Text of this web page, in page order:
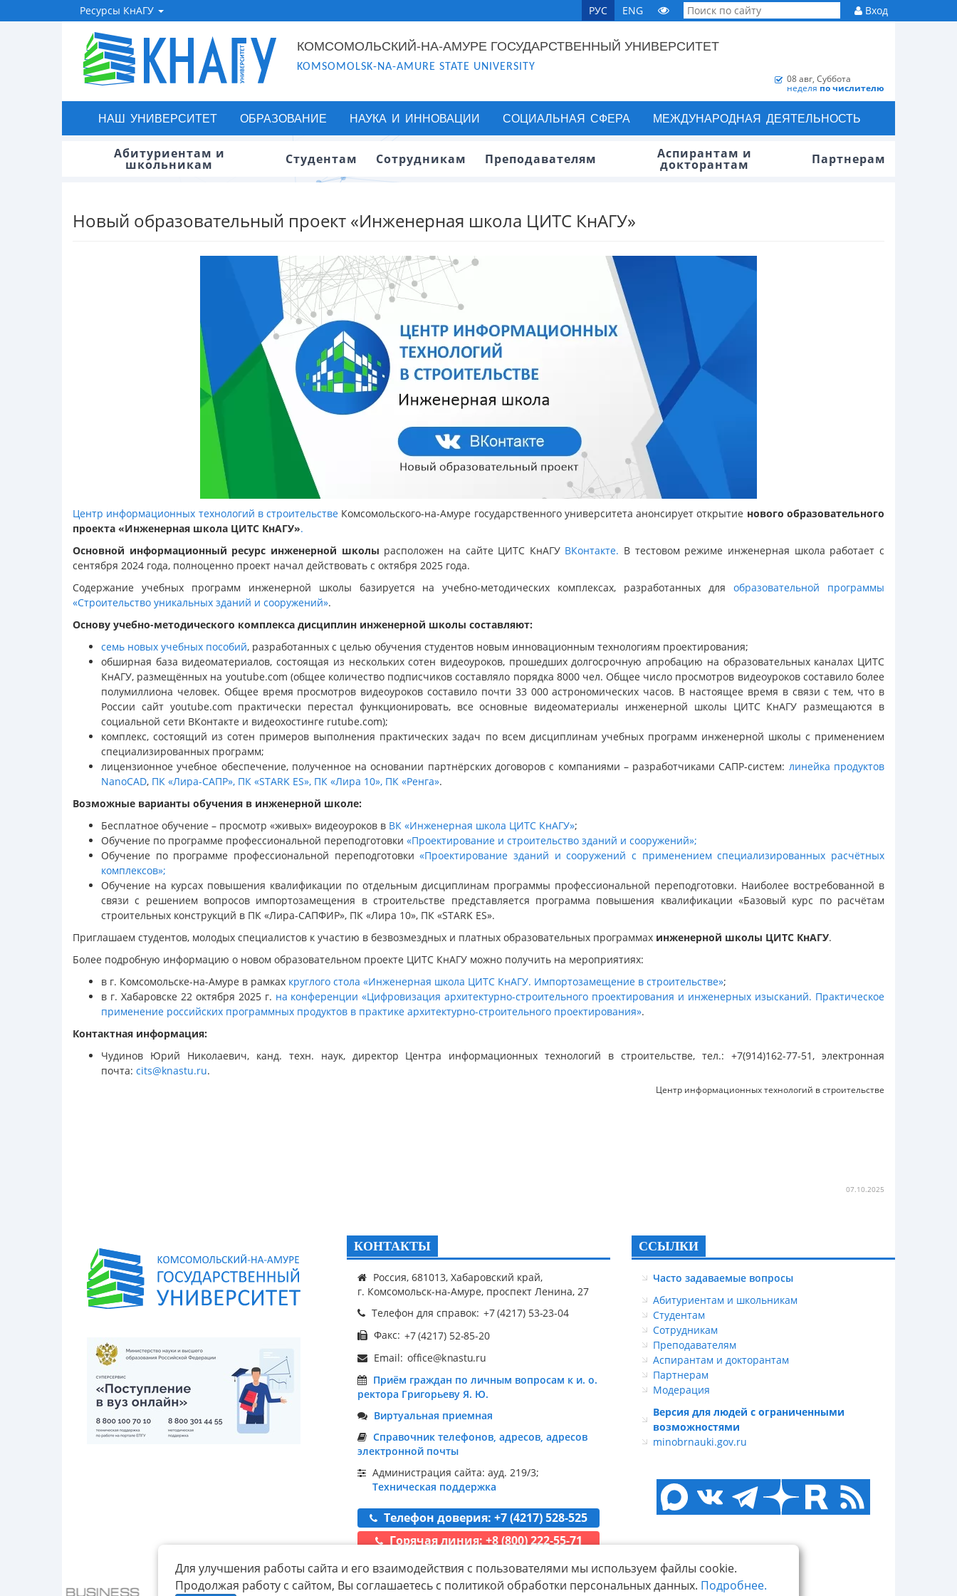
Ресурсы КнАГУ РУС ENG Вход
КОМСОМОЛЬСКИЙ-НА-АМУРЕ ГОСУДАРСТВЕННЫЙ УНИВЕРСИТЕТ
KOMSOMOLSK-NA-AMURE STATE UNIVERSITY
08 авг, Суббота
неделя по числителю
НАШ УНИВЕРСИТЕТ ОБРАЗОВАНИЕ НАУКА И ИННОВАЦИИ СОЦИАЛЬНАЯ СФЕРА МЕЖДУНАРОДНАЯ ДЕЯТЕЛЬНОСТЬ
Абитуриентам и
школьникам Студентам Сотрудникам Преподавателям Аспирантам и
докторантам Партнерам
Новый образовательный проект «Инженерная школа ЦИТС КнАГУ»
Центр информационных технологий в строительстве Комсомольского-на-Амуре государственного университета анонсирует открытие нового образовательного
проекта «Инженерная школа ЦИТС КнАГУ».
Основной информационный ресурс инженерной школы расположен на сайте ЦИТС КнАГУ ВКонтакте. В тестовом режиме инженерная школа работает с
сентября 2024 года, полноценно проект начал действовать с октября 2025 года.
Содержание учебных программ инженерной школы базируется на учебно-методических комплексах, разработанных дляобразовательной программы
«Строительство уникальных зданий и сооружений».
Основу учебно-методического комплекса дисциплин инженерной школы составляют:
семь новых учебных пособий, разработанных с целью обучения студентов новым инновационным технологиям проектирования;
обширная база видеоматериалов, состоящая из нескольких сотен видеоуроков, прошедших долгосрочную апробацию на образовательных каналах ЦИТС
КнАГУ, размещённых на youtube.com (общее количество подписчиков составляло порядка 8000 чел. Общее число просмотров видеоуроков составило более
полумиллиона человек. Общее время просмотров видеоуроков составило почти 33 000 астрономических часов. В настоящее время в связи с тем, что в
России сайт youtube.com практически перестал функционировать, все основные видеоматериалы инженерной школы ЦИТС КнАГУ размещаются в
социальной сети ВКонтакте и видеохостинге rutube.com);
комплекс, состоящий из сотен примеров выполнения практических задач по всем дисциплинам учебных программ инженерной школы с применением
специализированных программ;
лицензионное учебное обеспечение, полученное на основании партнёрских договоров с компаниями – разработчиками САПР-систем: линейка продуктов
NanoCAD, ПК «Лира-САПР», ПК «STARK ES», ПК «Лира 10», ПК «Ренга».
Возможные варианты обучения в инженерной школе:
Бесплатное обучение – просмотр «живых» видеоуроков в ВК «Инженерная школа ЦИТС КнАГУ»;
Обучение по программе профессиональной переподготовки «Проектирование и строительство зданий и сооружений»;
Обучение по программе профессиональной переподготовки«Проектирование зданий и сооружений с применением специализированных расчётных
комплексов»;
Обучение на курсах повышения квалификации по отдельным дисциплинам программы профессиональной переподготовки. Наиболее востребованной в
связи с решением вопросов импортозамещения в строительстве представляется программа повышения квалификации «Базовый курс по расчётам
строительных конструкций в ПК «Лира-САПФИР», ПК «Лира 10», ПК «STARK ES».
Приглашаем студентов, молодых специалистов к участию в безвозмездных и платных образовательных программах инженерной школы ЦИТС КнАГУ.
Более подробную информацию о новом образовательном проекте ЦИТС КнАГУ можно получить на мероприятиях:
в г. Комсомольске-на-Амуре в рамках круглого стола «Инженерная школа ЦИТС КнАГУ. Импортозамещение в строительстве»;
в г. Хабаровске 22 октября 2025 г. на конференции «Цифровизация архитектурно-строительного проектирования и инженерных изысканий. Практическое
применение российских программных продуктов в практике архитектурно-строительного проектирования».
Контактная информация:
Чудинов Юрий Николаевич, канд. техн. наук, директор Центра информационных технологий в строительстве, тел.: +7(914)162-77-51, электронная
почта: cits@knastu.ru.
Центр информационных технологий в строительстве
07.10.2025
Для улучшения работы сайта и его взаимодействия с пользователями мы используем файлы cookie.
Продолжая работу с сайтом, Вы соглашаетесь с политикой обработки персональных данных. Подробнее.
КОНТАКТЫ
Россия, 681013, Хабаровский край,
г. Комсомольск-на-Амуре, проспект Ленина, 27
Телефон для справок:
Факс:
Email:
Приём граждан по личным вопросам к и. о.
ректора Григорьеву Я. Ю.
Виртуальная приемная
Справочник телефонов, адресов, адресов
электронной почты
Администрация сайта: ауд. 219/3;
Техническая поддержка
Телефон доверия: +7 (4217) 528-525
Горячая линия: +8 (800) 222-55-71
ССЫЛКИ
Часто задаваемые вопросы
Абитуриентам и школьникам
Студентам
Сотрудникам
Преподавателям
Аспирантам и докторантам
Партнерам
Модерация
Версия для людей с ограниченными
возможностями
minobrnauki.gov.ru